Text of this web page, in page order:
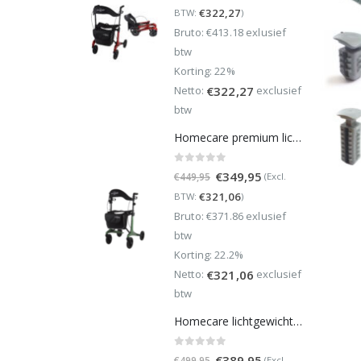
prijs
was:
is:
BTW: €322,27)
Bruto: €413.18 exlusief
btw
Korting: 22%
Netto: €322,27 exclusief
btw
Homecare premium lichtgewicht 5,4 kg - carbon rollator - 150 kg draaggewicht - Opvouwbaar - Groen - incl stokhouder
€449,95 Oorspronkelijke
prijs
was:
€349,95 Huidige
is:
(Excl.
BTW: €321,06)
Bruto: €371.86 exlusief
btw
Korting: 22.2%
Netto: €321,06 exclusief
btw
Homecare lichtgewicht Rollator van 5,8 kg – Carbon rollator tot 150 kg draaggewicht – Dubbel opvouwbaar en inclusief reistas - Groen